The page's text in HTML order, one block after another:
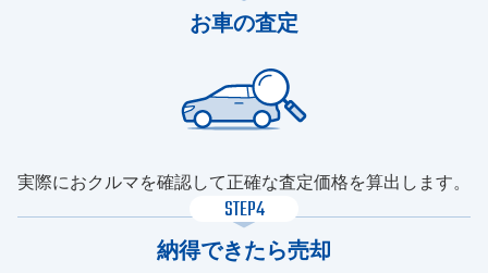
お車の査定
実際におクルマを確認して正確な査定価格を算出します。
STEP4
納得できたら売却